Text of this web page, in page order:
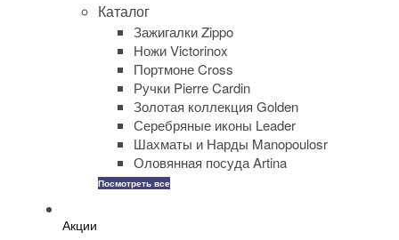
Каталог
Зажигалки Zippo
Ножи Victorinox
Портмоне Cross
Ручки Pierre Cardin
Золотая коллекция Golden
Серебряные иконы Leader
Шахматы и Нарды Manopoulosr
Оловянная посуда Artina
Посмотреть все
Акции